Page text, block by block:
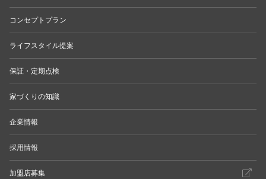
コンセプトプラン
ライフスタイル提案
保証・定期点検
家づくりの知識
企業情報
採用情報
加盟店募集